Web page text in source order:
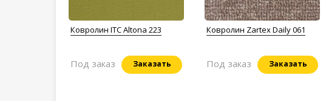
Ковролин ITC Altona 223
Заказать
Под заказ
Ковролин Zartex Daily 061
Заказать
Под заказ